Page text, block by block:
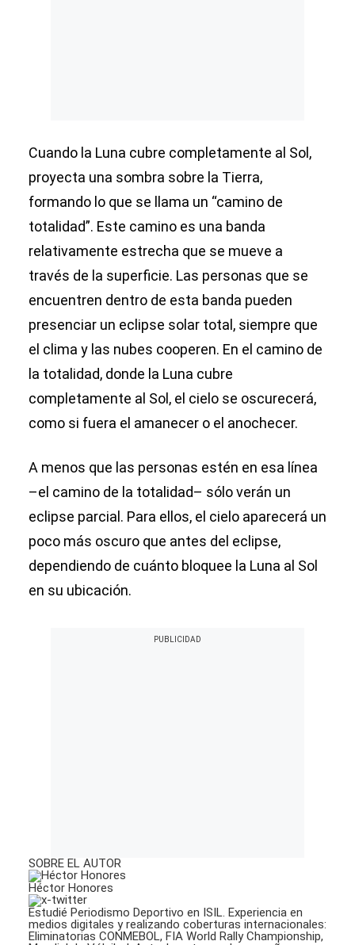
Cuando la Luna cubre completamente al Sol,
proyecta una sombra sobre la Tierra,
formando lo que se llama un “camino de
totalidad”. Este camino es una banda
relativamente estrecha que se mueve a
través de la superficie. Las personas que se
encuentren dentro de esta banda pueden
presenciar un eclipse solar total, siempre que
el clima y las nubes cooperen. En el camino de
la totalidad, donde la Luna cubre
completamente al Sol, el cielo se oscurecerá,
como si fuera el amanecer o el anochecer.
A menos que las personas estén en esa línea
–el camino de la totalidad– sólo verán un
eclipse parcial. Para ellos, el cielo aparecerá un
poco más oscuro que antes del eclipse,
dependiendo de cuánto bloquee la Luna al Sol
en su ubicación.
SOBRE EL AUTOR
Héctor Honores
Estudié Periodismo Deportivo en ISIL. Experiencia en
medios digitales y realizando coberturas internacionales:
Eliminatorias CONMEBOL, FIA World Rally Championship,